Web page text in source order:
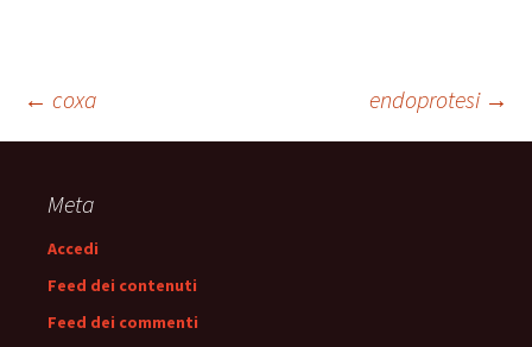
Navigazione
articolo
← coxa endoprotesi →
Meta
Accedi
Feed dei contenuti
Feed dei commenti